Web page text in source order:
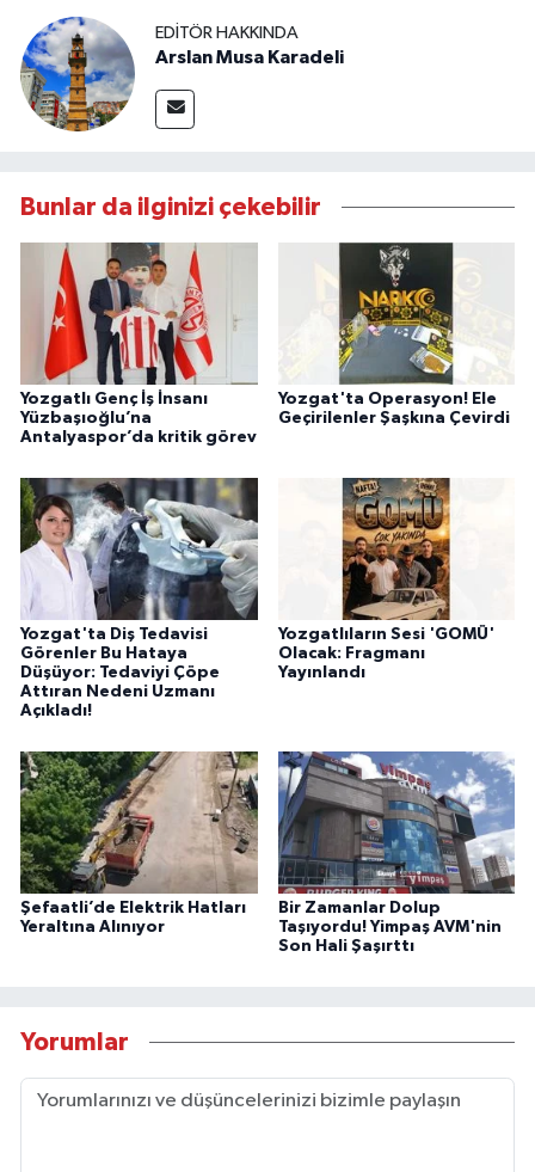
EDITÖR HAKKINDA
Arslan Musa Karadeli
Bunlar da ilginizi çekebilir
Yozgatlı Genç İş İnsanı
Yüzbaşıoğlu’na
Antalyaspor’da kritik görev
Yozgat'ta Operasyon! Ele
Geçirilenler Şaşkına Çevirdi
Yozgat'ta Diş Tedavisi
Görenler Bu Hataya
Düşüyor: Tedaviyi Çöpe
Attıran Nedeni Uzmanı
Açıkladı!
Yozgatlıların Sesi 'GOMÜ'
Olacak: Fragmanı
Yayınlandı
Şefaatli’de Elektrik Hatları
Yeraltına Alınıyor
Bir Zamanlar Dolup
Taşıyordu! Yimpaş AVM'nin
Son Hali Şaşırttı
Yorumlar